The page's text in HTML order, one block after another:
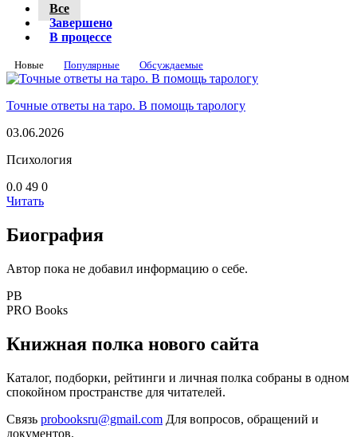
Новые Популярные Обсуждаемые
Все
Завершено
В процессе
Точные ответы на таро. В помощь тарологу
03.06.2026
Психология
0.0 49 0
Читать
Биография
Автор пока не добавил информацию о себе.
PB
PRO Books
Книжная полка нового сайта
Каталог, подборки, рейтинги и личная полка собраны в одном
спокойном пространстве для читателей.
Связь probooksru@gmail.com Для вопросов, обращений и
документов.